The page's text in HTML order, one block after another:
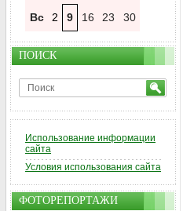
Вс 2 9 16 23 30
ПОИСК
Использование информации
сайта
Условия использования сайта
ФОТОРЕПОРТАЖИ